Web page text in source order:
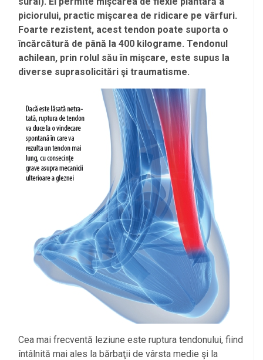
piciorului, practic mişcarea de ridicare pe vârfuri.
Foarte rezistent, acest tendon poate suporta o
încărcătură de până la 400 kilograme. Tendonul
achilean, prin rolul său în mişcare, este supus la
diverse suprasolicitări şi traumatisme.
Cea mai frecventă leziune este ruptura tendonului, fiind
întâlnită mai ales la bărbaţii de vârsta medie şi la